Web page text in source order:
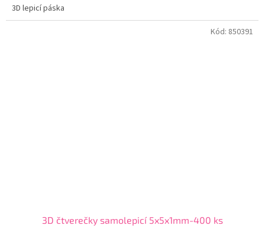
3D lepicí páska
3D čtverečky samolepicí 5x5x1mm-400 ks
Kód: 850391